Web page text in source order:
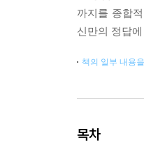
까지를 종합
신만의 정답
책의 일부 내용
목차